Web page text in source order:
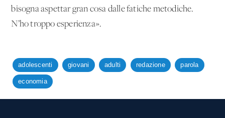
bisogna aspettar gran cosa dalle fatiche metodiche.
N’ho troppo esperienza».
adolescenti giovani adulti redazione parola
economia